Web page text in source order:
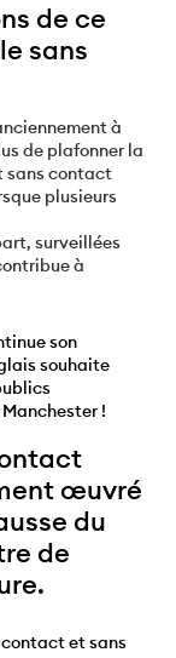
de ce
sans
à
de plafonner la
sans contact
plusieurs
surveillées
à
son
souhaite
!
œuvré
du
de
et sans